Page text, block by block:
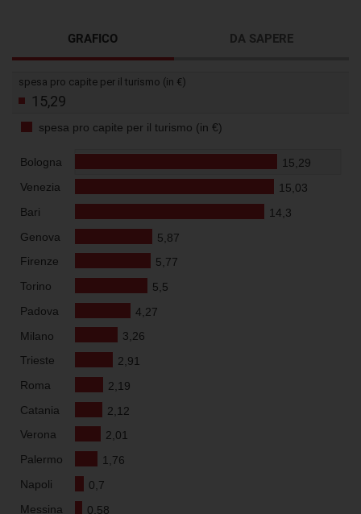
GRAFICO DA SAPERE